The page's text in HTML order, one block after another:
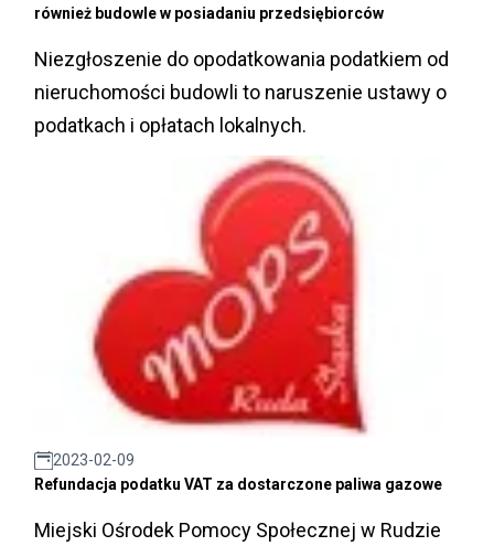
również budowle w posiadaniu przedsiębiorców
Niezgłoszenie do opodatkowania podatkiem od
nieruchomości budowli to naruszenie ustawy o
podatkach i opłatach lokalnych.
2023-02-09
Refundacja podatku VAT za dostarczone paliwa gazowe
Miejski Ośrodek Pomocy Społecznej w Rudzie